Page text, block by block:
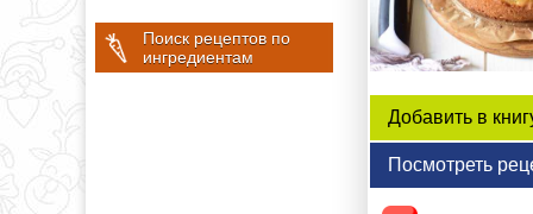
Поиск рецептов по
ингредиентам
Добавить в
Посмотреть